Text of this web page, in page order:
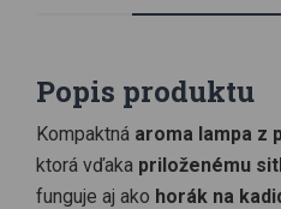
Popis produktu
Kompaktná aroma lampa z
ktorá vďaka priloženému
funguje aj ako horák na